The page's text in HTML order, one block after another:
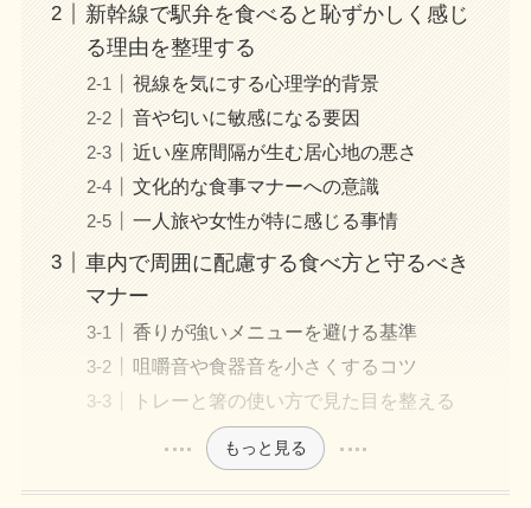
新幹線で駅弁を食べると恥ずかしく感じ
る理由を整理する
視線を気にする心理学的背景
音や匂いに敏感になる要因
近い座席間隔が生む居心地の悪さ
文化的な食事マナーへの意識
一人旅や女性が特に感じる事情
車内で周囲に配慮する食べ方と守るべき
マナー
香りが強いメニューを避ける基準
咀嚼音や食器音を小さくするコツ
トレーと箸の使い方で見た目を整える
もっと見る